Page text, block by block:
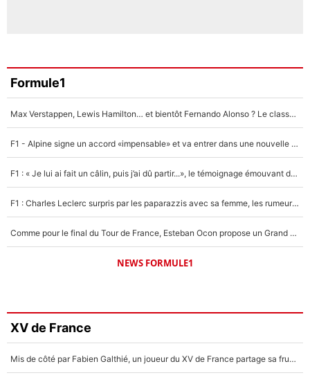
Formule1
Max Verstappen, Lewis Hamilton… et bientôt Fernando Alonso ? Le classement des pilotes les mieux payés en Formule 1 risque de changer !
F1 - Alpine signe un accord «impensable» et va entrer dans une nouvelle dimension : Grande nouvelle pour Pierre Gasly !
F1 : « Je lui ai fait un câlin, puis j’ai dû partir...», le témoignage émouvant de Max Verstappen sur sa fille
F1 : Charles Leclerc surpris par les paparazzis avec sa femme, les rumeurs étaient vraies !
Comme pour le final du Tour de France, Esteban Ocon propose un Grand Prix de Formule 1 à Paris : «Autour de l’Arc de Triomphe, ce serait génial» !
NEWS FORMULE1
XV de France
Mis de côté par Fabien Galthié, un joueur du XV de France partage sa frustration : «ils ne me l’ont pas dit tout de suite»